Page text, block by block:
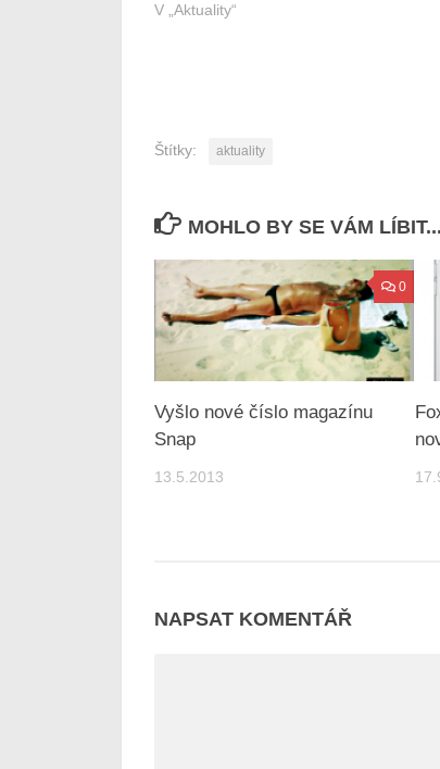
V „Aktuality“
Štítky: aktuality
MOHLO BY SE VÁM LÍBIT...
0
Vyšlo nové číslo magazínu
Snap
13.5.2013
NAPSAT KOMENTÁŘ